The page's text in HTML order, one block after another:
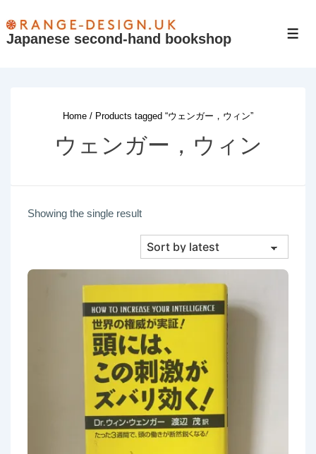
Skip
Japanese second-hand bookshop
Home / Products tagged “ウェンガー，ウィン”
ウェンガー，ウィン
Showing the single result